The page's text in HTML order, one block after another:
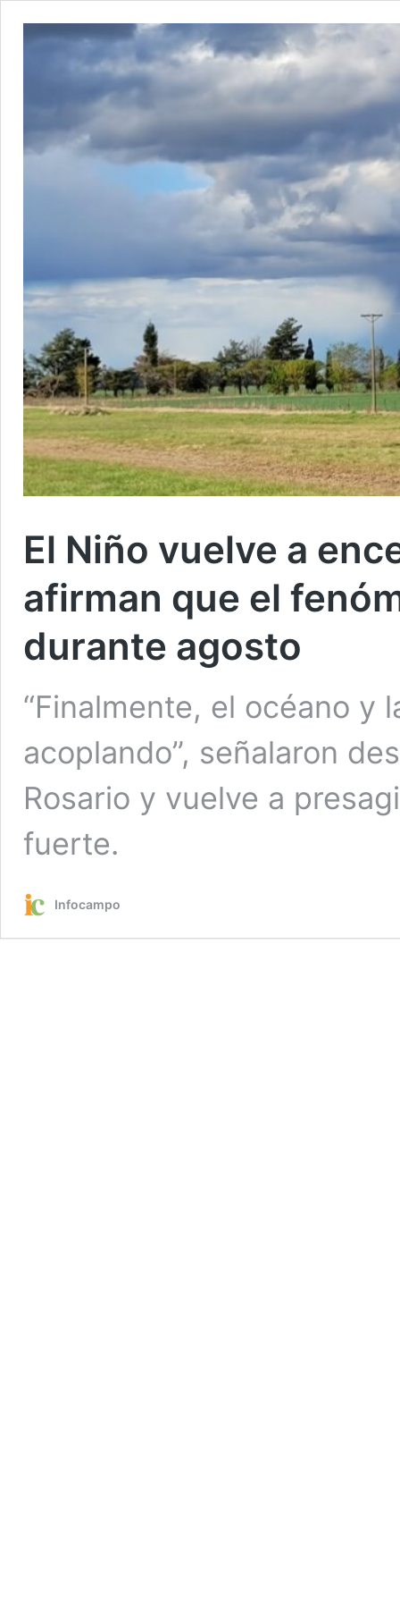
El Niño vuelve a
afirman que el
durante agosto
“Finalmente, el océano y
acoplando”, señalaron
Rosario y vuelve a
fuerte.
Infocampo